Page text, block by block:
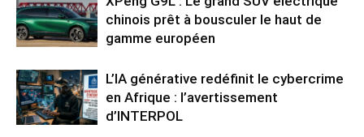
chinois prêt à bousculer le haut de
gamme européen
L’IA générative redéfinit le cybercrime
en Afrique : l’avertissement
d’INTERPOL